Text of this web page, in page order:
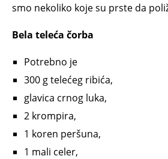
smo nekoliko koje su prste da
Bela teleća čorba
Potrebno je
300 g telećeg ribića,
glavica crnog luka,
2 krompira,
1 koren peršuna,
1 mali celer,